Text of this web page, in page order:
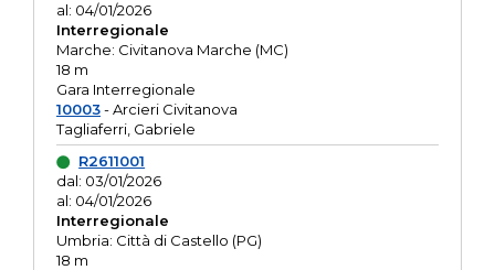
al: 04/01/2026
Interregionale
Marche: Civitanova Marche (MC)
18 m
Gara Interregionale
10003- Arcieri Civitanova
Tagliaferri, Gabriele
R2611001
dal: 03/01/2026
al: 04/01/2026
Interregionale
Umbria: Città di Castello (PG)
18 m